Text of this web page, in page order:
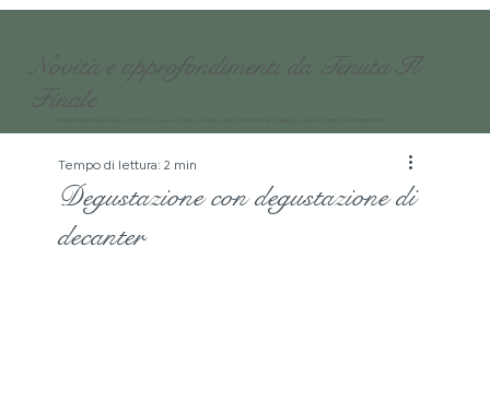
Novità e approfondimenti da Tenuta Il
Finale
Degustazione con degustazione di
decanter
Tempo di lettura: 2 min